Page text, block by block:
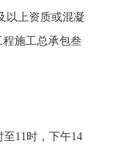
以上资质或混凝
施工总承包叁
至11时，下午14